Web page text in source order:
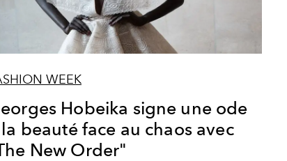
WEEK
Hobeika signe une ode
beauté face au chaos avec
New Order"